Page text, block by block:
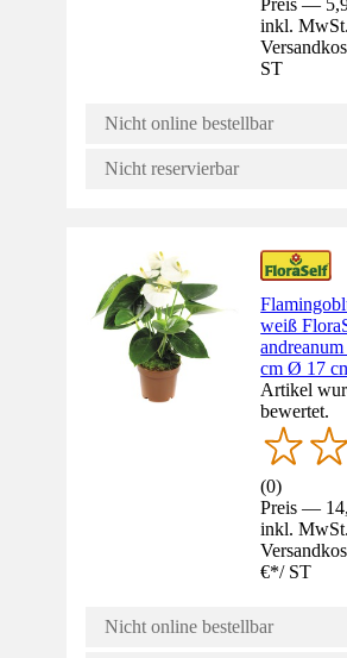
Preis —
inkl.
ST
Nicht online bestellbar
Nicht reservierbar
weiß
cm Ø 17
Artikel
bewertet.
(0)
Preis —
inkl.
€*/ ST
Nicht online bestellbar